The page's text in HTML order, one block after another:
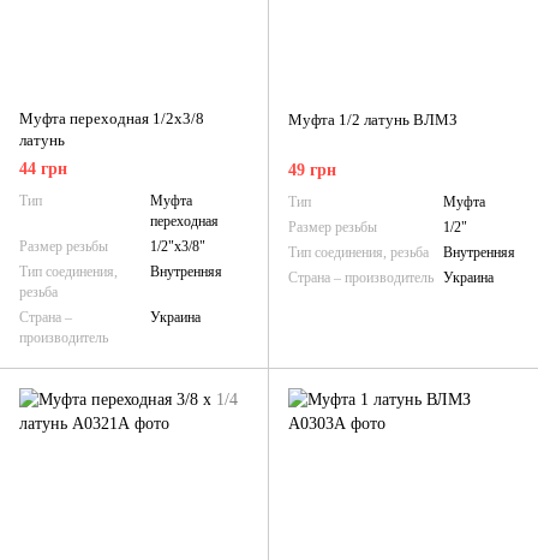
Муфта переходная 1/2х3/8
латунь
44 грн
Тип
Муфта
переходная
Размер резьбы
1/2"х3/8"
Тип соединения,
резьба
Внутренняя
Страна –
производитель
Украина
Муфта 1/2 латунь ВЛМЗ
49 грн
Тип
Муфта
Размер резьбы
1/2"
Тип соединения, резьба
Внутренняя
Страна – производитель Украина